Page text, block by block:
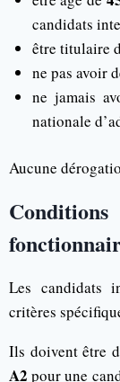
candidats
être titulaire
ne pas avoir
ne jamais
nationale
Aucune
Les candidats
critères
Ils doivent être
A2 pour une